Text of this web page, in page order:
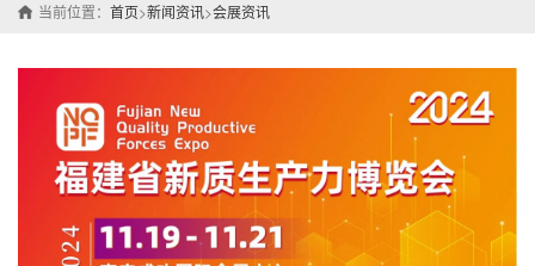
当前位置： 首页>新闻资讯>会展资讯